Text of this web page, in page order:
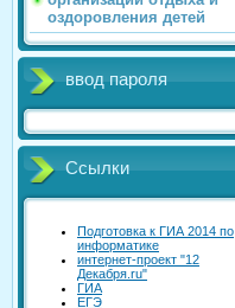
оздоровления детей
ввод пароля
Ссылки
Подготовка к ГИА 2014 по
информатике
интернет-проект "12
Декабря.ru"
ГИА
ЕГЭ